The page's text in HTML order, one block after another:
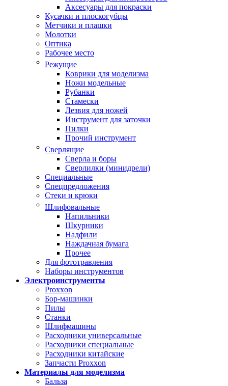
Аксесуары для покраски
Кусачки и плоскогубцы
Метчики и плашки
Молотки
Оптика
Рабочее место
Режущие
Коврики для моделизма
Ножи модельные
Рубанки
Стамески
Лезвия для ножей
Инструмент для заточки
Пилки
Прочий инструмент
Сверлящие
Сверла и боры
Сверлилки (минидрели)
Специальные
Спецпредложения
Стеки и крюки
Шлифовальные
Напильники
Шкурники
Надфили
Наждачная бумага
Прочее
Для фототравления
Наборы инструментов
Электроинструменты
Proxxon
Бор-машинки
Пилы
Станки
Шлифмашины
Расходники универсальные
Расходники специальные
Расходники китайские
Запчасти Proxxon
Материалы для моделизма
Бальза